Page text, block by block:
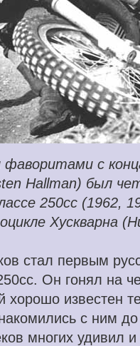
фаворитами с
Hallman) был
250cc (1962,
Хускварна
стал первым
Он гонял на
хорошо известен
с ним
многих удивил